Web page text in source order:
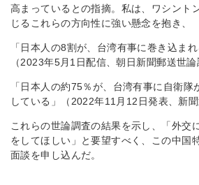
高まっているとの指摘。私は、ワシント
じるこれらの方向性に強い懸念を抱き、
「日本人の8割が、台湾有事に巻き込ま
（2023年5月1日配信、朝日新聞郵送世論
「日本人の約75％が、台湾有事に自衛
している」（2022年11月12日発表、新聞
これらの世論調査の結果を示し、「外交
をしてほしい」と要望すべく、この中国
面談を申し込んだ。